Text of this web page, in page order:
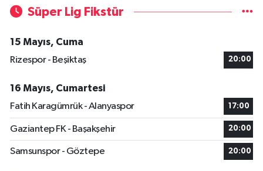
Süper Lig Fikstür
15 Mayıs, Cuma
Rizespor - Beşiktaş
20:00
16 Mayıs, Cumartesi
Fatih Karagümrük - Alanyaspor
17:00
Gaziantep FK - Başakşehir 20:00
Samsunspor - Göztepe 20:00